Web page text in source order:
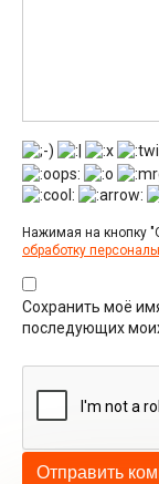
Нажимая на кнопку
обработку
Сохранить моё
последующих